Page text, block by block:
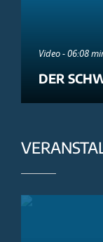
Video - 06:08
DER